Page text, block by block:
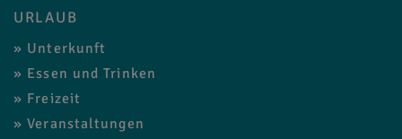
URLAUB
Unterkunft
Essen und Trinken
Freizeit
Veranstaltungen